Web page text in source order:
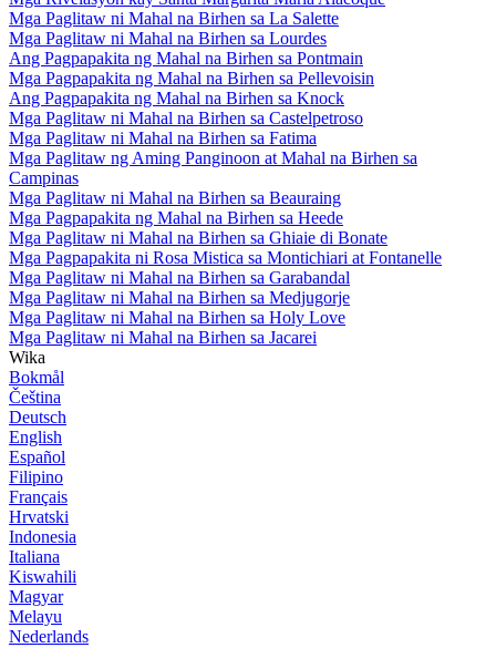
Mga Paglitaw ni Mahal na Birhen sa La Salette
Mga Paglitaw ni Mahal na Birhen sa Lourdes
Ang Pagpapakita ng Mahal na Birhen sa Pontmain
Mga Pagpapakita ng Mahal na Birhen sa Pellevoisin
Ang Pagpapakita ng Mahal na Birhen sa Knock
Mga Paglitaw ni Mahal na Birhen sa Castelpetroso
Mga Paglitaw ni Mahal na Birhen sa Fatima
Mga Paglitaw ng Aming Panginoon at Mahal na Birhen sa
Campinas
Mga Paglitaw ni Mahal na Birhen sa Beauraing
Mga Pagpapakita ng Mahal na Birhen sa Heede
Mga Paglitaw ni Mahal na Birhen sa Ghiaie di Bonate
Mga Pagpapakita ni Rosa Mistica sa Montichiari at Fontanelle
Mga Paglitaw ni Mahal na Birhen sa Garabandal
Mga Paglitaw ni Mahal na Birhen sa Medjugorje
Mga Paglitaw ni Mahal na Birhen sa Holy Love
Mga Paglitaw ni Mahal na Birhen sa Jacarei
Wika
Bokmål
Čeština
Deutsch
English
Español
Filipino
Français
Hrvatski
Indonesia
Italiana
Kiswahili
Magyar
Melayu
Nederlands